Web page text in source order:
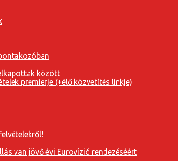
között
premierje (+élő közvetítés linkje)
van jövő évi Eurovízió rendezéséért